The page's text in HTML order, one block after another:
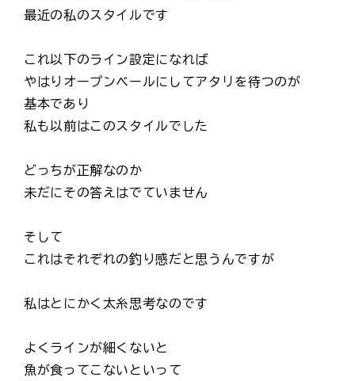
最近の私のスタイルです
これ以下のライン設定になれば
やはりオープンベールにしてアタリを待つのが
基本であり
私も以前はこのスタイルでした
どっちが正解なのか
未だにその答えはでていません
そして
これはそれぞれの釣り感だと思うんですが
私はとにかく太糸思考なのです
よくラインが細くないと
魚が食ってこないといって